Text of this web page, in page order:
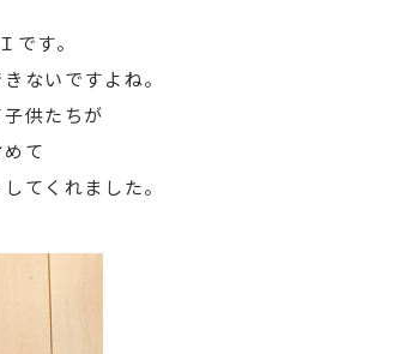
す。
ないですよね。
供たちが
て
てくれました。